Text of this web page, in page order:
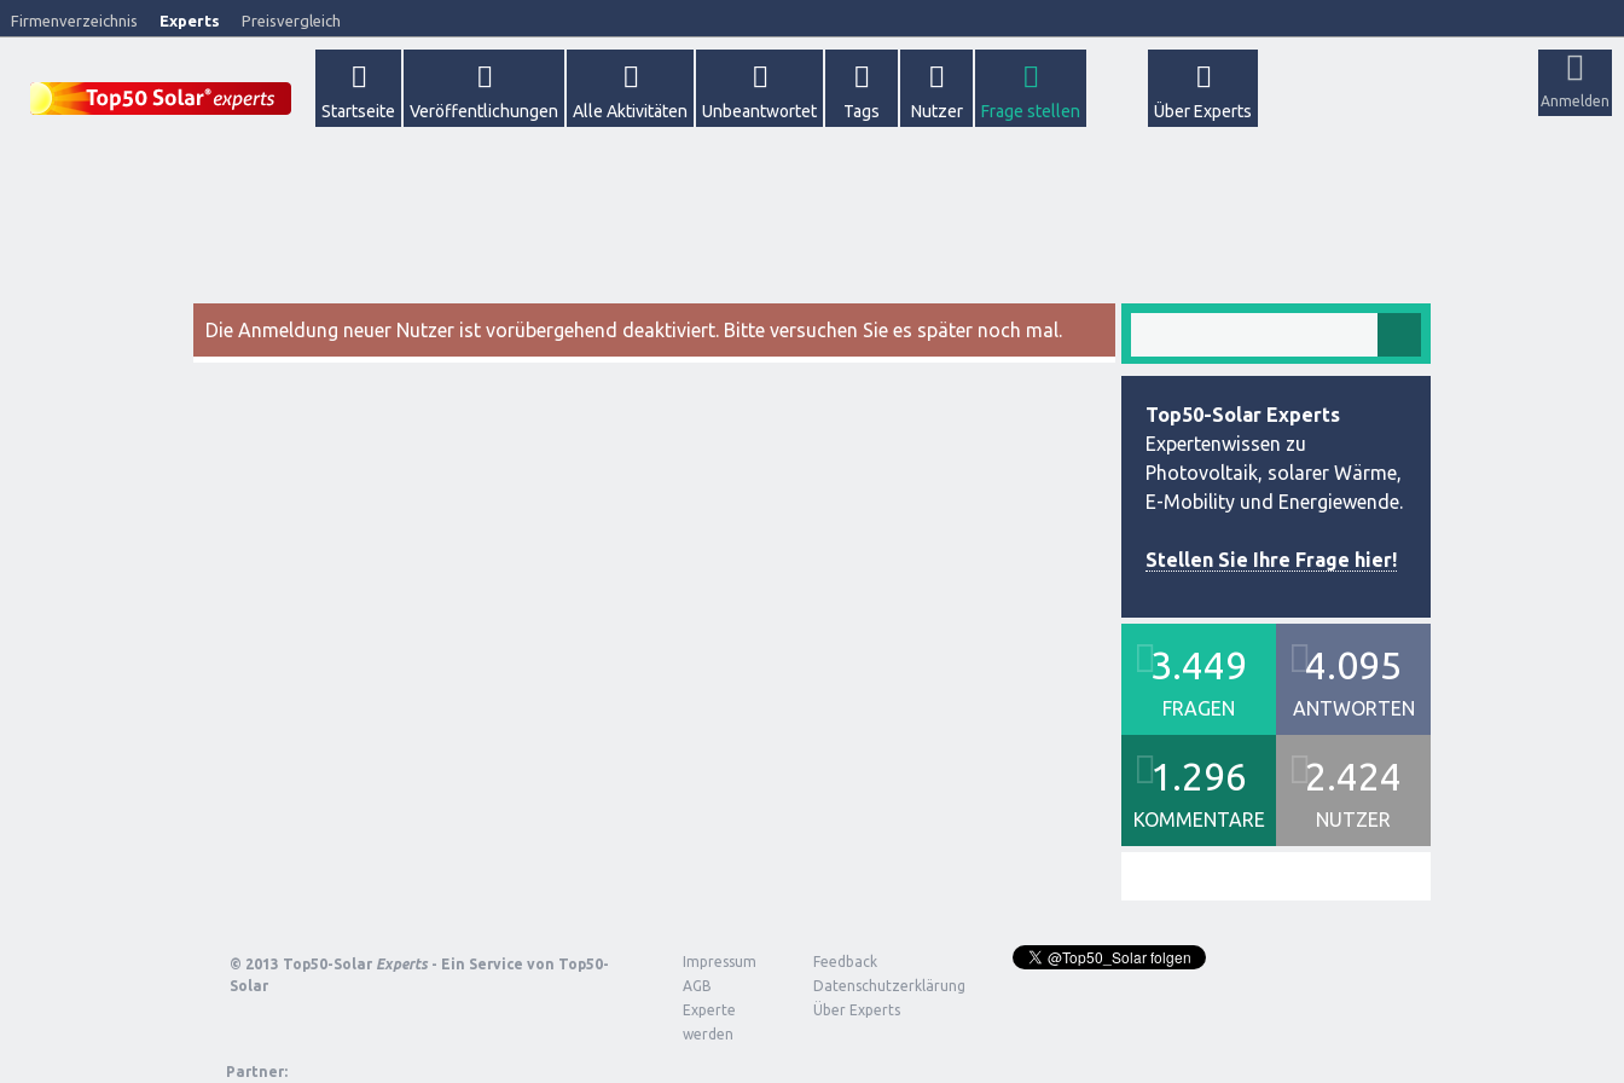
Firmenverzeichnis Experts Preisvergleich
Anmelden
Startseite Veröffentlichungen Alle Aktivitäten Unbeantwortet Tags Nutzer Frage stellen Über Experts
Die Anmeldung neuer Nutzer ist vorübergehend deaktiviert. Bitte versuchen Sie es später noch mal.
Top50-Solar Experts
Expertenwissen zu
Photovoltaik, solarer Wärme,
E-Mobility und Energiewende.
Stellen Sie Ihre Frage hier!
3.449
FRAGEN
4.095
ANTWORTEN
1.296
KOMMENTARE
2.424
NUTZER
© 2013 Top50-Solar Experts - Ein Service von Top50-
Solar
Impressum
Feedback
AGB
Datenschutzerklärung
Experte
werden
Über Experts
Partner: